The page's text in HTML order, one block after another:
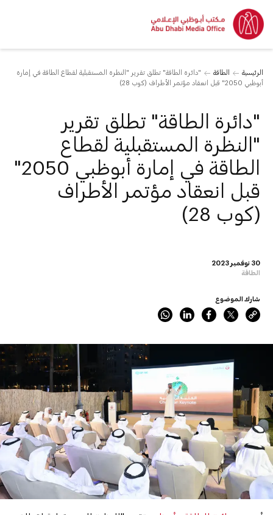
الرئيسية الطاقة
"دائرة الطاقة" تطلق تقرير "النظرة المستقبلية لقطاع الطاقة في إمارة
أبوظبي 2050" قبل انعقاد مؤتمر الأطراف (كوب 28)
30 نوفمبر 2023
الطاقة
"دائرة الطاقة" تطلق تقرير
"النظرة المستقبلية لقطاع
الطاقة في إمارة أبوظبي 2050"
قبل انعقاد مؤتمر الأطراف
(كوب 28)
شارك الموضوع